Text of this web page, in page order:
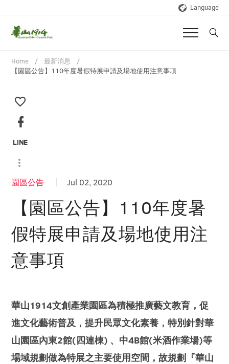
Language
Home
最新消息
【園區公告】110年度暑假特展申請及場地使用注意事項
園區公告 Jul 02, 2020
【園區公告】110年度暑
假特展申請及場地使用注
意事項
華山1914文創產業園區為積極推廣藝文教育，促
進文化藝術普及，提升民眾文化素養，特別針對華
山園區內東2館(四連棟) 、中4B館(米酒作業場)等
場域規劃做為特展之主要使用空間，故規劃『華山